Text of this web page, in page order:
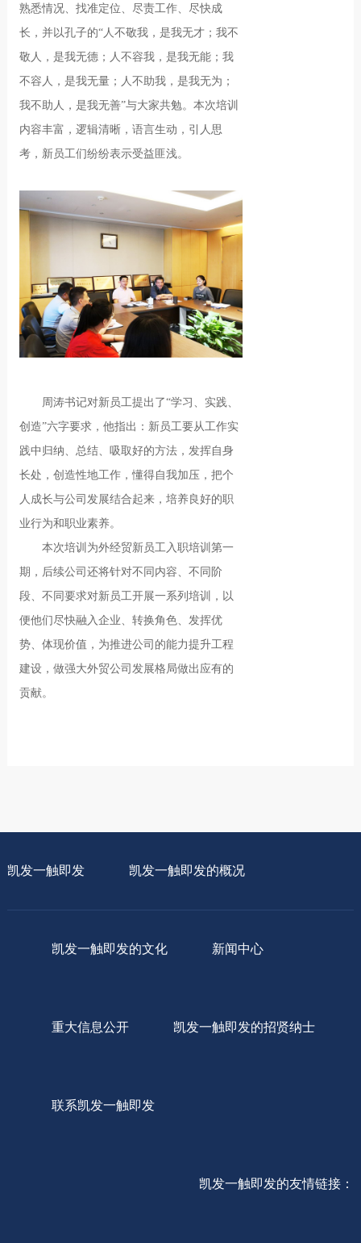
熟悉情况、找准定位、尽责工作、尽快成
长，并以孔子的“人不敬我，是我无才；我不
敬人，是我无德；人不容我，是我无能；我
不容人，是我无量；人不助我，是我无为；
我不助人，是我无善”与大家共勉。本次培训
内容丰富，逻辑清晰，语言生动，引人思
考，新员工们纷纷表示受益匪浅。
周涛书记对新员工提出了“学习、实践、
创造”六字要求，他指出：新员工要从工作实
践中归纳、总结、吸取好的方法，发挥自身
长处，创造性地工作，懂得自我加压，把个
人成长与公司发展结合起来，培养良好的职
业行为和职业素养。
本次培训为外经贸新员工入职培训第一
期，后续公司还将针对不同内容、不同阶
段、不同要求对新员工开展一系列培训，以
便他们尽快融入企业、转换角色、发挥优
势、体现价值，为推进公司的能力提升工程
建设，做强大外贸公司发展格局做出应有的
贡献。
凯发一触即发 凯发一触即发的概况
凯发一触即发的文化 新闻中心
重大信息公开 凯发一触即发的招贤纳士
联系凯发一触即发
凯发一触即发的友情链接：